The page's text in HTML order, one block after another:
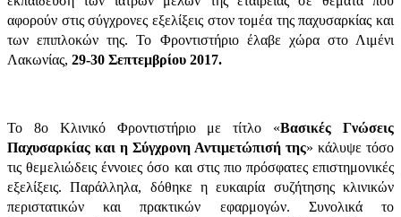
αφορούν στις σύγχρονες εξελίξεις στον τομέα της παχυσαρκίας και
των επιπλοκών της. Το Φροντιστήριο έλαβε χώρα στο Λιμένι
Λακωνίας, 29-30 Σεπτεμβρίου 2017.
Το 8ο Κλινικό Φροντιστήριο με τίτλο «Βασικές Γνώσεις
Παχυσαρκίας και η Σύγχρονη Αντιμετώπισή της» κάλυψε τόσο
τις θεμελιώδεις έννοιες όσο και στις πιο πρόσφατες επιστημονικές
εξελίξεις. Παράλληλα, δόθηκε η ευκαιρία συζήτησης κλινικών
περιστατικών και πρακτικών εφαρμογών. Συνολικά το